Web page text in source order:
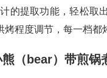
的提取功能，轻松取
烤程度调节，每一档都
（bear）带煎锅